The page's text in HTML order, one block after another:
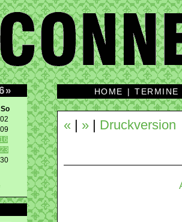
»
02
16
23
30
HOME |TERMINE
« » Druckversion